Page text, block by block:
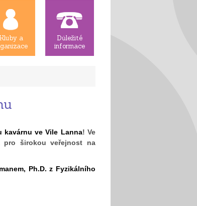
Kluby a
Důležité
informace
kavárnu ve Vile Lanna! Ve
pro širokou veřejnost na
Ph.D. z Fyzikálního